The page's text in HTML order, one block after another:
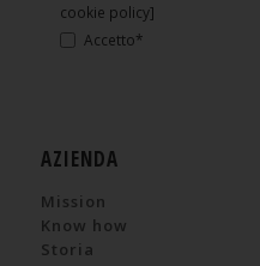
cookie policy]
Accetto*
AZIENDA
Mission
Know how
Storia